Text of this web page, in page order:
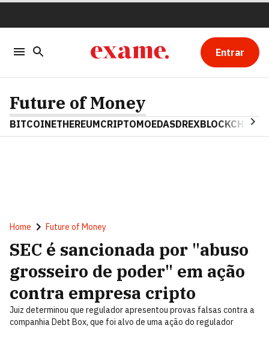
Entrar
Future of Money
BITCOINETHEREUMCRIPTOMOEDASDREXBLOCKCHAIN
Home Future of Money
SEC é sancionada por "abuso
grosseiro de poder" em ação
contra empresa cripto
Juiz determinou que regulador apresentou provas falsas contra a
companhia Debt Box, que foi alvo de uma ação do regulador